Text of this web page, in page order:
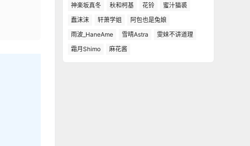
神楽坂真冬
秋和柯基 花铃
蜜汁猫裘
蠢沫沫
轩萧学姐
阿包也是兔娘
雨波_HaneAme
雪晴Astra
雯妹不讲道理
霜月Shimo
麻花酱